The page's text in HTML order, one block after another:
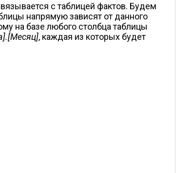
с таблицей фактов. Будем
напрямую зависят от данного
на базе любого столбца таблицы
, каждая из которых будет